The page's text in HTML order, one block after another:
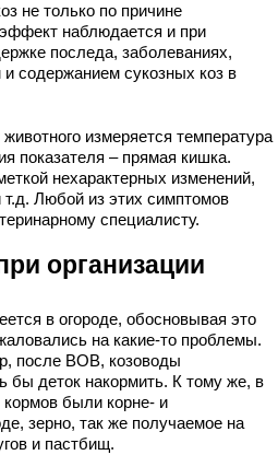
не только по причине
наблюдается и при
последа, заболеваниях,
содержанием сукозных коз в
измеряется температура
показателя – прямая кишка.
нехарактерных изменений,
Любой из этих симптомов
специалисту.
организации
в огороде, обосновывая это
на какие-то проблемы.
после ВОВ, козоводы
деток накормить. К тому же, в
кормов были корне- и
зерно, так же получаемое на
и пастбищ.